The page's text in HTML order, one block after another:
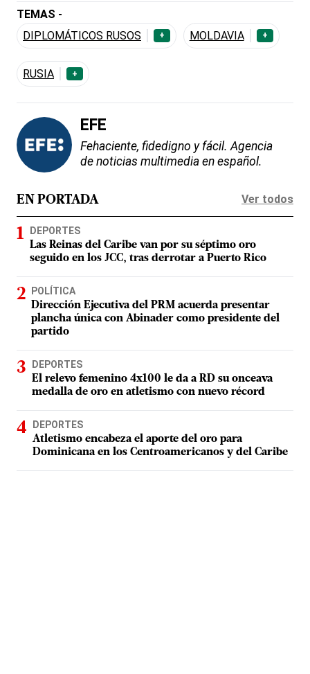
TEMAS -
DIPLOMÁTICOS RUSOS
+ MOLDAVIA +
RUSIA +
EFE
Fehaciente, fidedigno y fácil. Agencia
de noticias multimedia en español.
EN PORTADA Ver todos
DEPORTES
Las Reinas del Caribe van por su séptimo oro
seguido en los JCC, tras derrotar a Puerto Rico
POLÍTICA
Dirección Ejecutiva del PRM acuerda presentar
plancha única con Abinader como presidente del
partido
DEPORTES
El relevo femenino 4x100 le da a RD su onceava
medalla de oro en atletismo con nuevo récord
DEPORTES
Atletismo encabeza el aporte del oro para
Dominicana en los Centroamericanos y del Caribe